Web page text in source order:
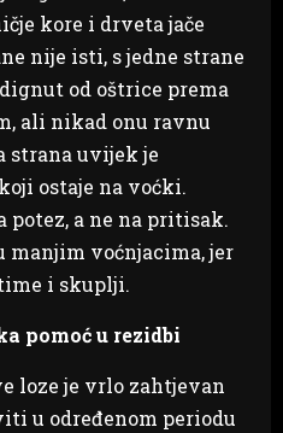
kore i drveta jače
nije isti, s jedne strane
od oštrice prema
ali nikad onu ravnu
strana uvijek je
ostaje na voćki.
potez, a ne na pritisak.
manjim voćnjacima, jer
i skuplji.
pomoć u rezidbi
loze je vrlo zahtjevan
u određenom periodu